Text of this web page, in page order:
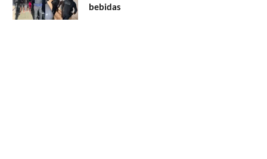
bebidas